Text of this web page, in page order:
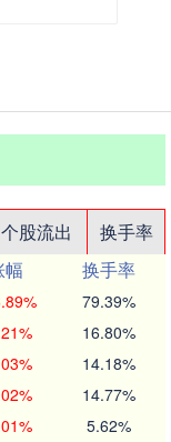
个股流出
换手率
幅
换手率
79.39%
16.80%
14.18%
14.77%
5.62%